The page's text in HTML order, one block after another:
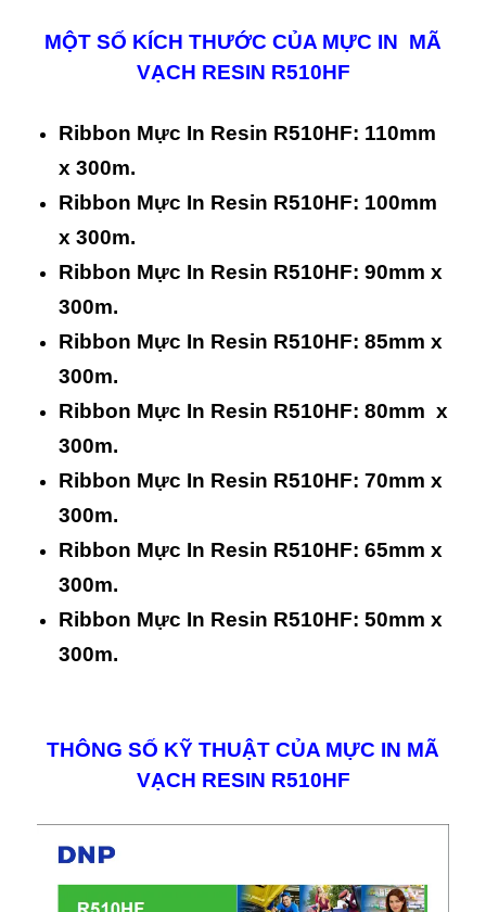
MỘT SỐ KÍCH THƯỚC CỦA MỰC IN MÃ
VẠCH RESIN R510HF
Ribbon Mực In Resin R510HF: 110mm
x 300m.
Ribbon Mực In Resin R510HF: 100mm
x 300m.
Ribbon Mực In Resin R510HF: 90mm x
300m.
Ribbon Mực In Resin R510HF: 85mm x
300m.
Ribbon Mực In Resin R510HF: 80mm x
300m.
Ribbon Mực In Resin R510HF: 70mm x
300m.
Ribbon Mực In Resin R510HF: 65mm x
300m.
Ribbon Mực In Resin R510HF: 50mm x
300m.
THÔNG SỐ KỸ THUẬT CỦA MỰC IN MÃ
VẠCH RESIN R510HF